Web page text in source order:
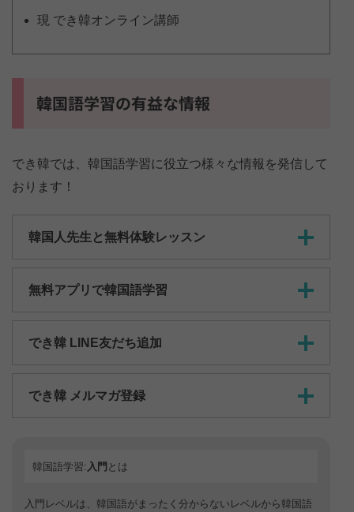
現 でき韓オンライン講師
韓国語学習の有益な情報
でき韓では、韓国語学習に役立つ様々な情報を発信して
おります！
韓国人先生と無料体験レッスン
無料アプリで韓国語学習
でき韓 LINE友だち追加
でき韓 メルマガ登録
韓国語学習: 入門 とは
入門レベルは、韓国語がまったく分からないレベルから韓国語